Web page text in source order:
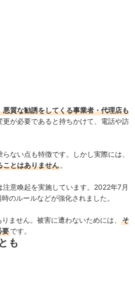
質な勧誘をしてくる事業者・代理店も
が必要であると持ちかけて、電話や訪
ない点も特徴です。しかし実際には、
ことはありません 。
意喚起を実施しています。2022年7月
のルールなどが強化されました。
ません。被害に遭わないためには、
そ
要です。
も